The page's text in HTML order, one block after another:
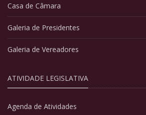
Casa de Câmara
Galeria de Presidentes
Galeria de Vereadores
ATIVIDADE LEGISLATIVA
Agenda de Atividades